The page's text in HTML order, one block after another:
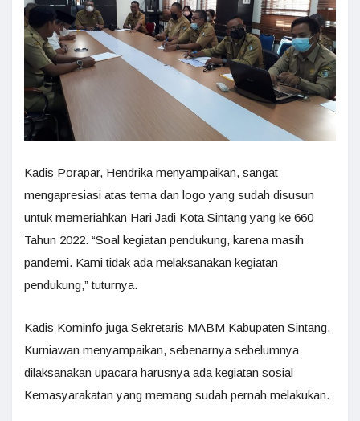
Kadis Porapar, Hendrika menyampaikan, sangat
mengapresiasi atas tema dan logo yang sudah disusun
untuk memeriahkan Hari Jadi Kota Sintang yang ke 660
Tahun 2022. “Soal kegiatan pendukung, karena masih
pandemi. Kami tidak ada melaksanakan kegiatan
pendukung,” tuturnya.
Kadis Kominfo juga Sekretaris MABM Kabupaten Sintang,
Kurniawan menyampaikan, sebenarnya sebelumnya
dilaksanakan upacara harusnya ada kegiatan sosial
Kemasyarakatan yang memang sudah pernah melakukan.